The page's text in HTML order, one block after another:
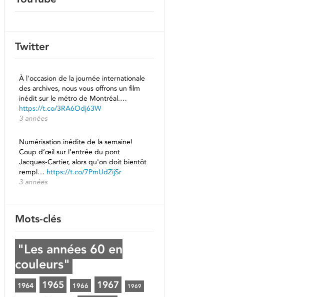
Twitter
À l'occasion de la journée internationale
des archives, nous vous offrons un film
inédit sur le métro de Montréal.…
https://t.co/3RA6Odj63W
3 années
Numérisation inédite de la semaine!
Coup d’œil sur l’entrée du pont
Jacques-Cartier, alors qu'on doit bientôt
rempl… https://t.co/7PmUdZijSr
3 années
Mots-clés
"Les années 60 en
couleurs"
1964 1965 1966 1967 1969